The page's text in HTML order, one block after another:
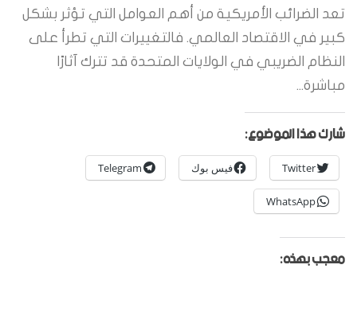
تعد الضرائب الأمريكية من أهم العوامل التي تؤثر بشكل
كبير في الاقتصاد العالمي. فالتغييرات التي تطرأ على
النظام الضريبي في الولايات المتحدة قد تترك آثارًا
مباشرة...
شارك هذا الموضوع:
Twitter فيس بوك Telegram
WhatsApp
معجب بهذه: